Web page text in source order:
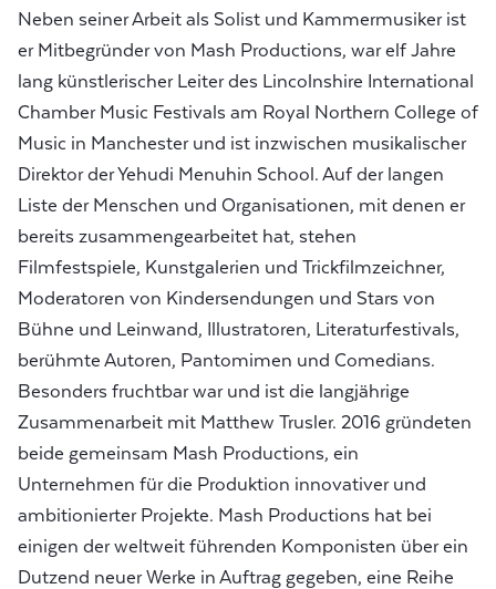
Neben seiner Arbeit als Solist und Kammermusiker ist
er Mitbegründer von Mash Productions, war elf Jahre
lang künstlerischer Leiter des Lincolnshire International
Chamber Music Festivals am Royal Northern College of
Music in Manchester und ist inzwischen musikalischer
Direktor der Yehudi Menuhin School. Auf der langen
Liste der Menschen und Organisationen, mit denen er
bereits zusammengearbeitet hat, stehen
Filmfestspiele, Kunstgalerien und Trickfilmzeichner,
Moderatoren von Kindersendungen und Stars von
Bühne und Leinwand, Illustratoren, Literaturfestivals,
berühmte Autoren, Pantomimen und Comedians.
Besonders fruchtbar war und ist die langjährige
Zusammenarbeit mit Matthew Trusler. 2016 gründeten
beide gemeinsam Mash Productions, ein
Unternehmen für die Produktion innovativer und
ambitionierter Projekte. Mash Productions hat bei
einigen der weltweit führenden Komponisten über ein
Dutzend neuer Werke in Auftrag gegeben, eine Reihe